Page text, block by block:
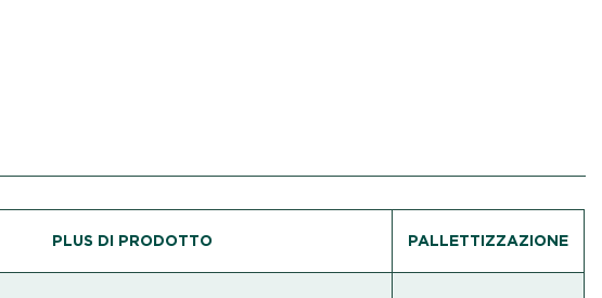
PLUS DI PRODOTTO PALLETTIZZAZIONE